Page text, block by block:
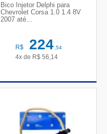
Bico Injetor Delphi para
Chevrolet Corsa 1.0 1.4 8V
2007 até...
R$ 224,54
4x de R$ 56,14